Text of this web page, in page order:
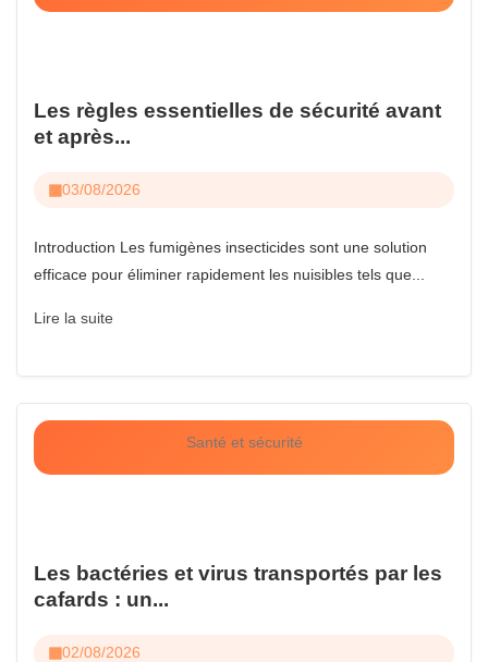
Les règles essentielles de sécurité avant
et après...
03/08/2026
Introduction Les fumigènes insecticides sont une solution
efficace pour éliminer rapidement les nuisibles tels que...
Lire la suite
Santé et sécurité
Les bactéries et virus transportés par les
cafards : un...
02/08/2026